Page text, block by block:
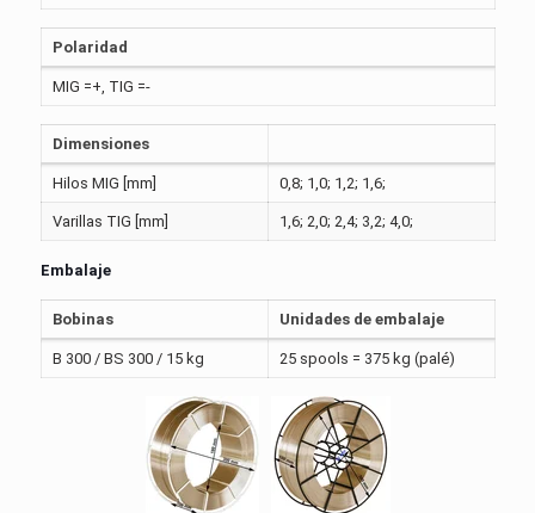
Polaridad
MIG =+, TIG =-
Dimensiones
Hilos MIG [mm] 0,8; 1,0; 1,2; 1,6;
Varillas TIG [mm] 1,6; 2,0; 2,4; 3,2; 4,0;
Embalaje
Bobinas Unidades de embalaje
B 300 / BS 300 / 15 kg 25 spools = 375 kg (palé)